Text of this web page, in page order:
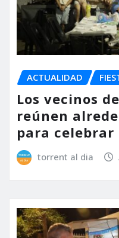
ACTUALIDAD
Los vecinos
reúnen
para celebrar
torrent al dia